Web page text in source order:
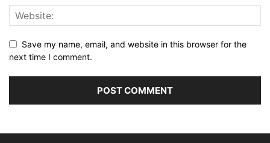
Save my name, email, and website in this browser for the
next time I comment.